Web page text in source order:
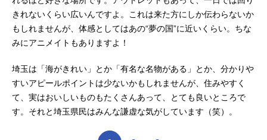
きれないくらい広いんですよ。これは来た方にしか伝わらないか
もしれませんが、体感としてはあの“夢の国”に近いくらい。ちな
みにアニメイトもありますよ！
埼玉は「海がきれい」とか「有名な名物がある」とか、分かりや
すいアピールポイントは少ないかもしれませんが、住みやすく
て、実はおいしいものもたくさんあって、とても良いところで
す。それと埼玉県民はみんな謙虚な気がしています（笑）。